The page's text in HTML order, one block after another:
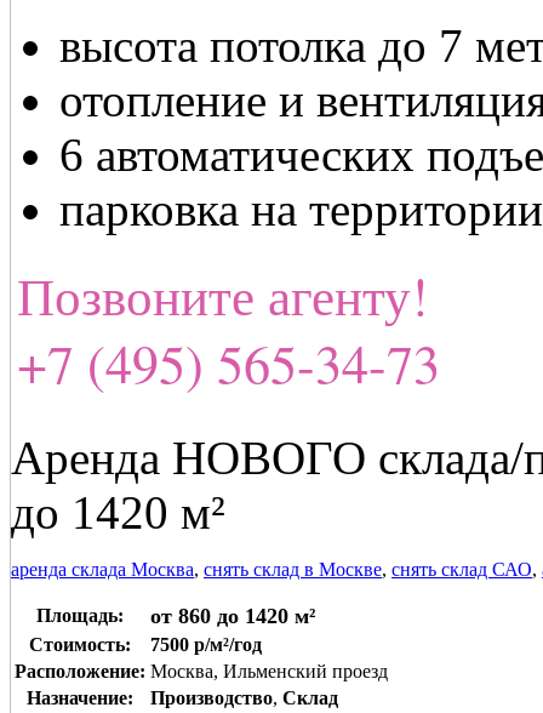
высота потолка до 7
отопление и
6 автоматических
парковка на территории
Позвоните агенту!
+7 (495) 565-34-73
Аренда НОВОГО склада/
до 1420 м²
аренда склада Москва, снять склад в Москве, снять склад САО,
Площадь: от 860 до 1420 м²
Стоимость:
7500 р/м²/год
Расположение: Москва, Ильменский проезд
Назначение:
Производство, Склад